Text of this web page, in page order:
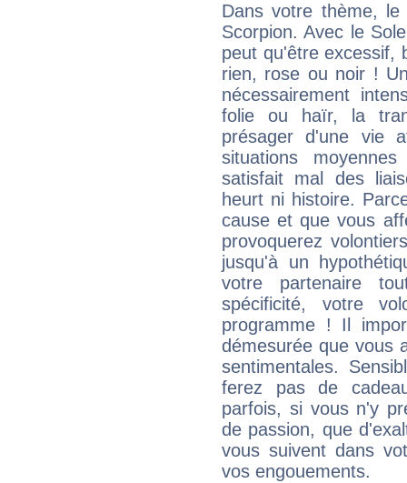
Dans votre thème,
Scorpion. Avec le
peut qu'être excessif,
rien, rose ou noir !
nécessairement
folie ou haïr, la
présager d'une vie
situations
satisfait mal des
heurt ni histoire.
cause et que vous
provoquerez
jusqu'à un
votre partenaire
spécificité, votre
programme ! Il
démesurée que vous
sentimentales.
ferez pas de
parfois, si vous n'y
de passion, que
vous suivent dans
vos engouements.